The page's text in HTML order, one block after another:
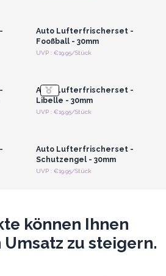
Auto Lufterfrischerset -
Fooßball - 30mm
UVP : €19.95/StückAnmelden oder
Auto Lufterfrischerset -
Libelle - 30mm
UVP : €19.95/StückAnmelden oder
Auto Lufterfrischerset -
Schutzengel - 30mm
UVP : €19.95/Stück
können Ihnen
zu steigern.